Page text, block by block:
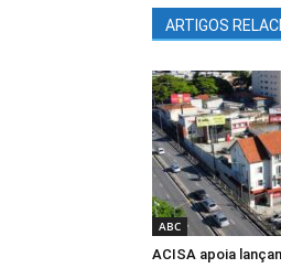
ARTIGOS
ABC
ACISA apoia